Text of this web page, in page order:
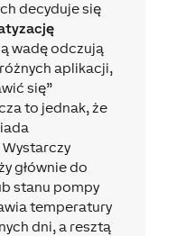
decyduje się
wadę odczują
aplikacji,
się”
to jednak, że
głównie do
stanu pompy
temperatury
dni, a resztą